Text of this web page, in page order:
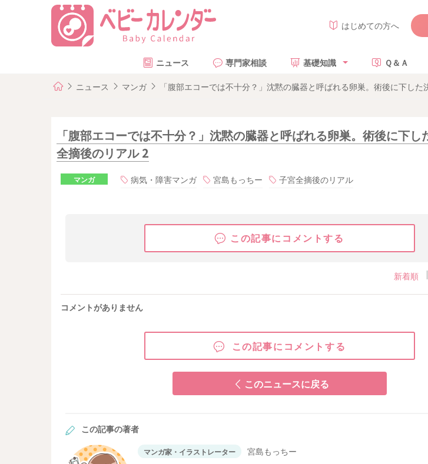
はじめての方へ
ニュース 専門家相談 基礎知識 Ｑ＆Ａ
ニュース マンガ 「腹部エコーでは不十分？」沈黙の臓器と呼ばれる卵巣。術後に下し
「腹部エコーでは不十分？」沈黙の臓器と呼ばれる卵巣。術後に下し
全摘後のリアル 2
マンガ 病気・障害マンガ 宮島もっちー 子宮全摘後のリアル
この記事にコメントする
新着順
コメントがありません
この記事にコメントする
このニュースに戻る
この記事の著者
マンガ家・イラストレーター 宮島もっちー